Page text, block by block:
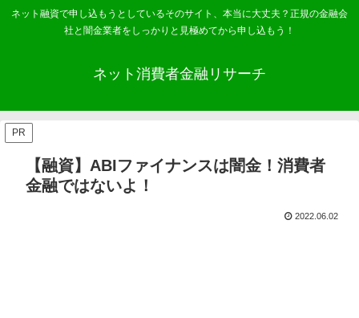
ネット融資で申し込もうとしているそのサイト、本当に大丈夫？正規の金融会
社と闇金業者をしっかりと見極めてから申し込もう！
ネット消費者金融リサーチ
PR
【融資】ABIファイナンスは闇金！消費者
金融ではないよ！
2022.06.02